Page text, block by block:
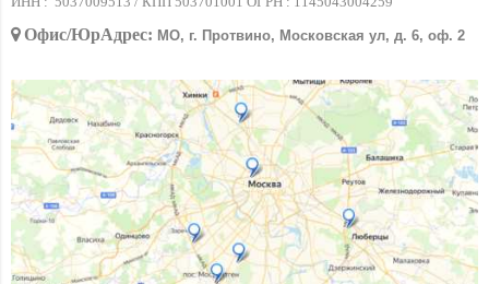
Офис/ЮрАдрес: МО, г. Протвино, Московская ул, д. 6, оф. 2